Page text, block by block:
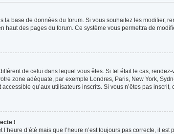
base de données du forum. Si vous souhaitez les modifier,
haut des pages du forum. Ce système vous permettra de
de celui dans lequel vous êtes. Si tel était le cas,
zone adéquate, par exemple Londres, Paris, New York,
qu’aux utilisateurs inscrits. Si vous n’êtes pas inscrit,
!
d’été mais que l’heure n’est toujours pas correcte, il est